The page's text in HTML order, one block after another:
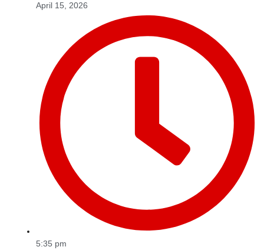
April 15, 2026
5:35 pm